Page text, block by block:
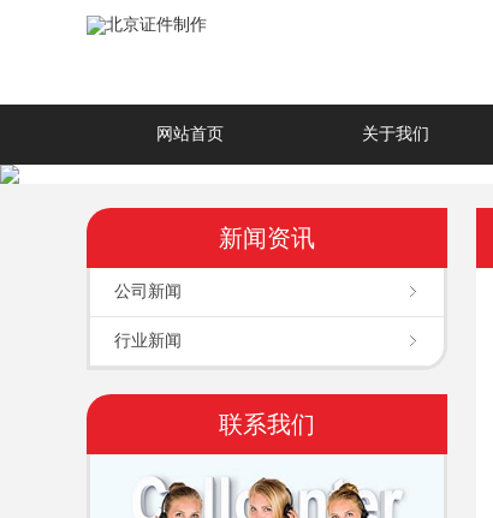
网站首页 关于我们
新闻资讯
公司新闻
行业新闻
联系我们